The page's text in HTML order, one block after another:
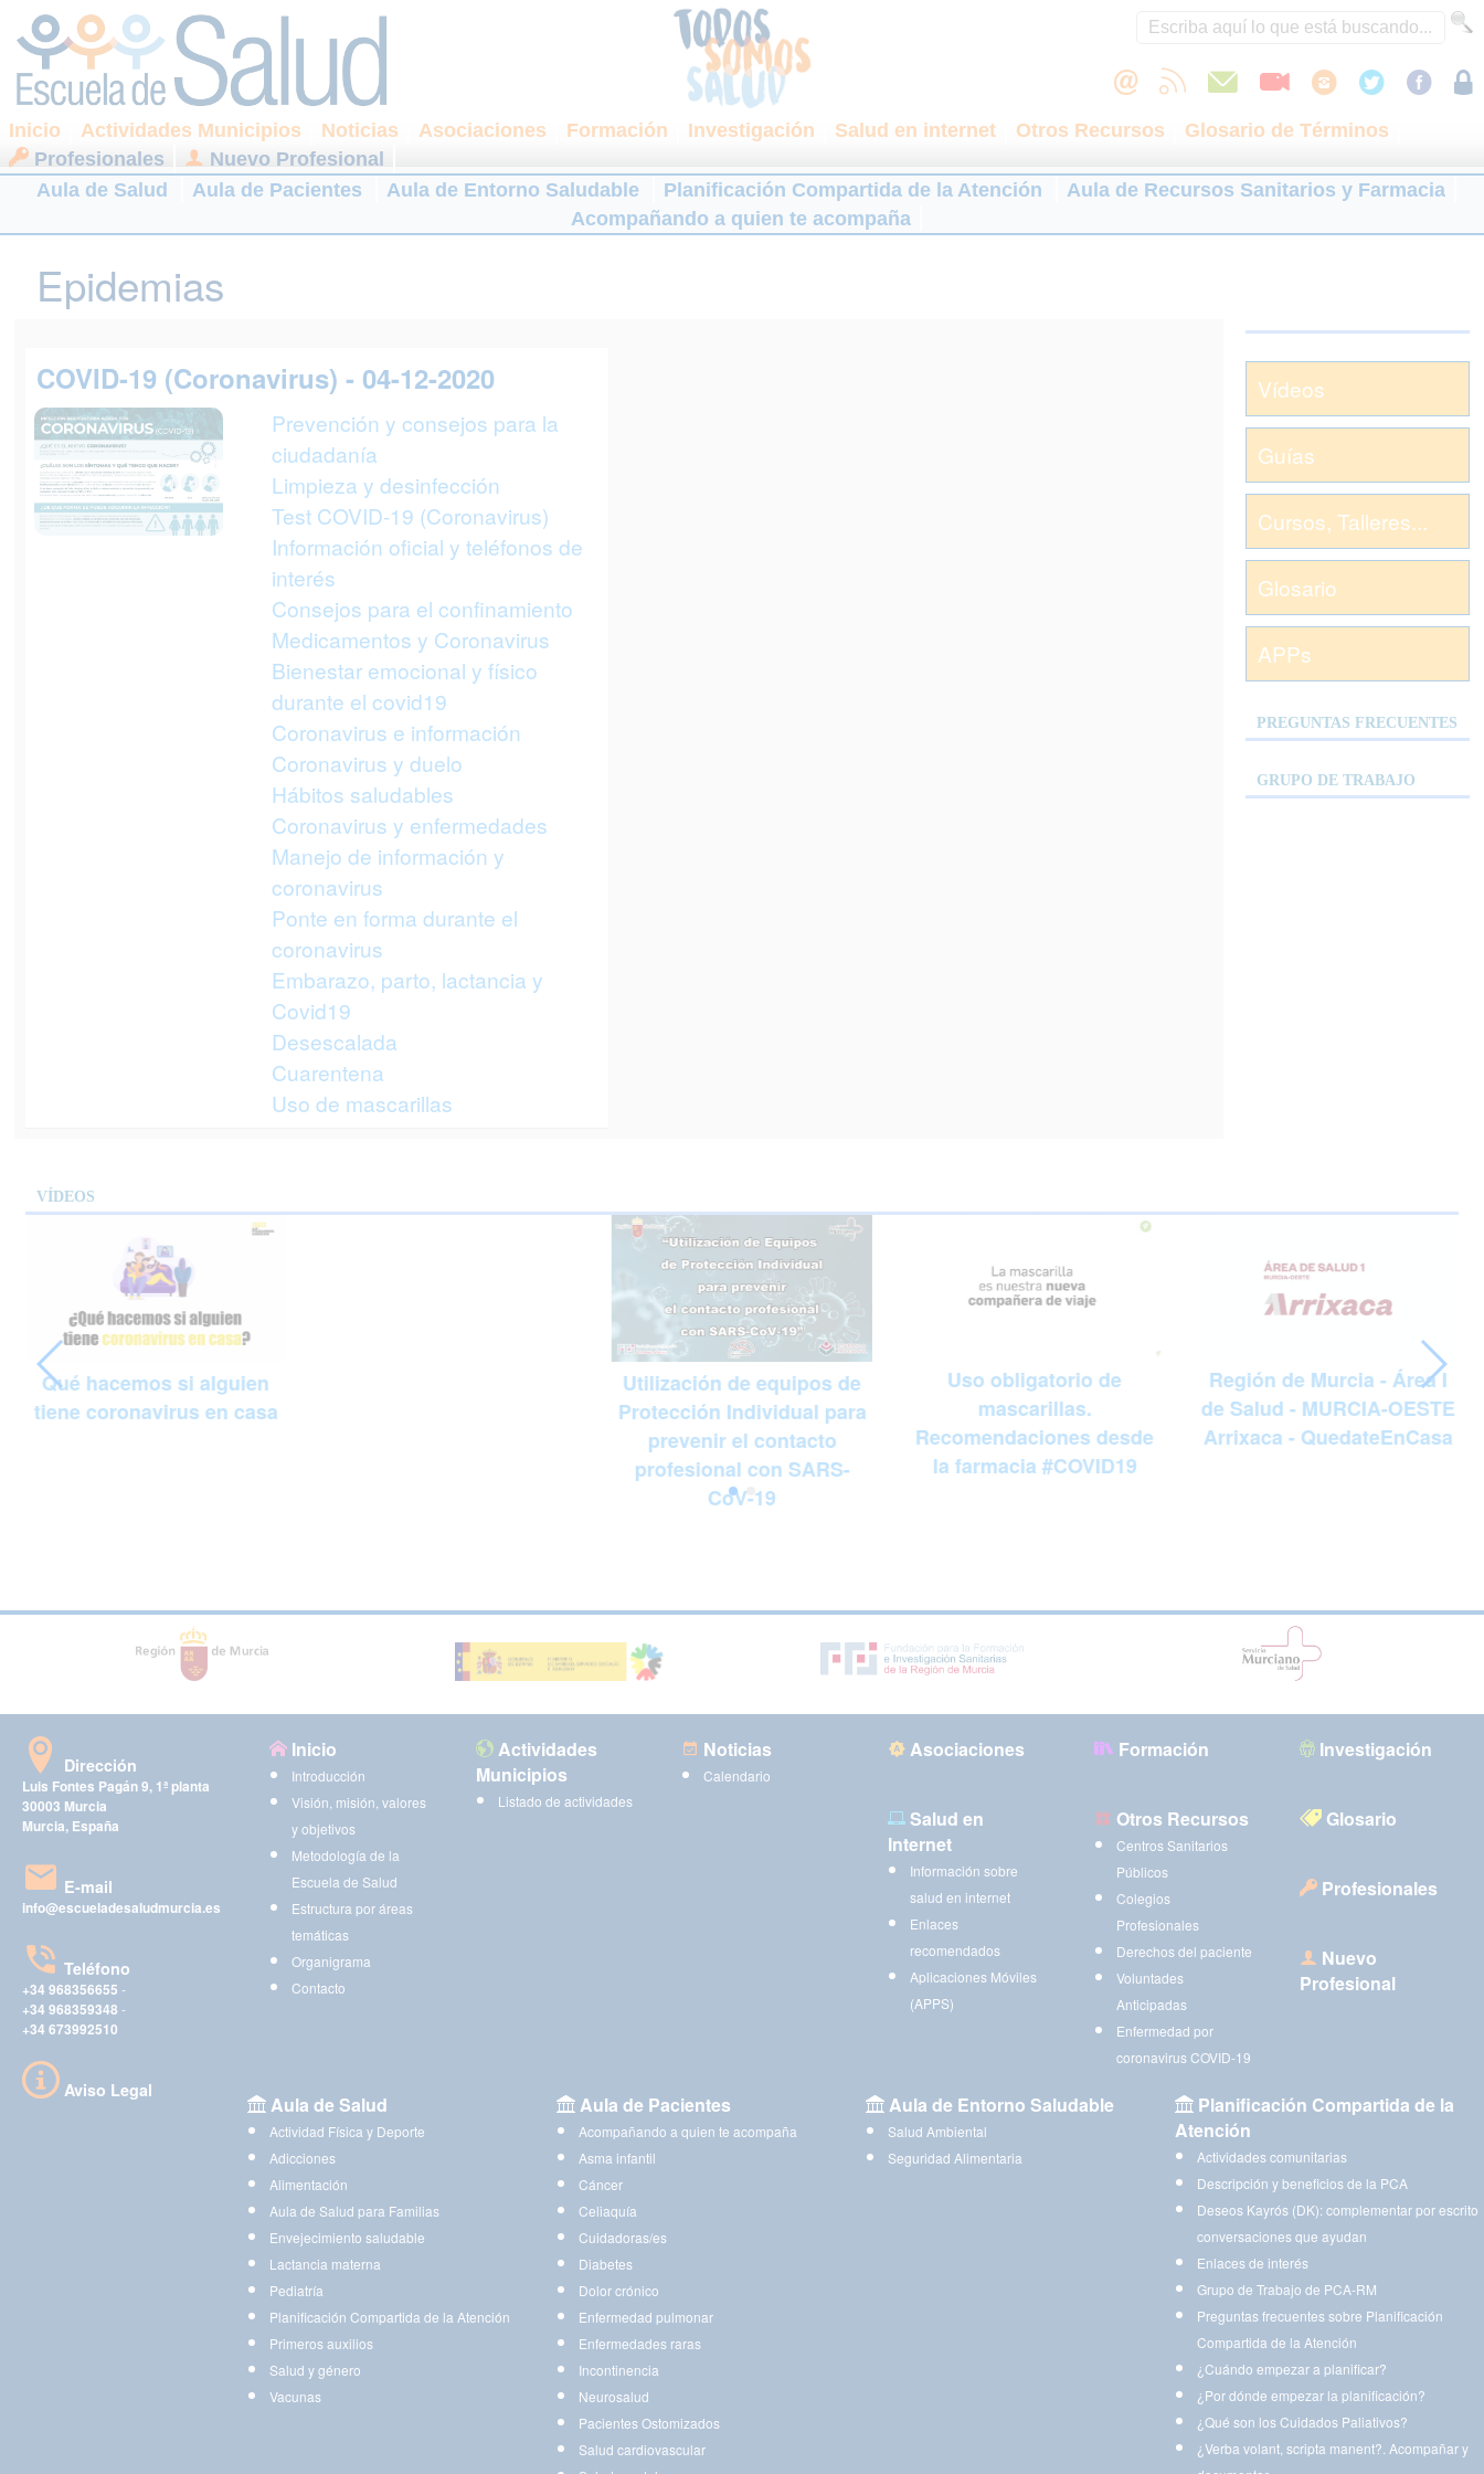
Inicio Actividades Municipios Noticias Asociaciones Formación Investigación Salud en internet Otros Recursos
Glosario de Términos
Profesionales
Nuevo Profesional
Aula de Salud
Aula de Pacientes Aula de Entorno Saludable Planificación Compartida de la Atención
Aula de Recursos Sanitarios y Farmacia
Acompañando a quien te acompaña
Epidemias
COVID-19 (Coronavirus) - 04-12-2020
Prevención y consejos para la
ciudadanía
Limpieza y desinfección
Test COVID-19 (Coronavirus)
Información oficial y teléfonos de
interés
Consejos para el confinamiento
Medicamentos y Coronavirus
Bienestar emocional y físico
durante el covid19
Coronavirus e información
Coronavirus y duelo
Hábitos saludables
Coronavirus y enfermedades
Manejo de información y
coronavirus
Ponte en forma durante el
coronavirus
Embarazo, parto, lactancia y
Covid19
Desescalada
Cuarentena
Uso de mascarillas
Vídeos
Guías
Cursos, Talleres...
Glosario
APPs
PREGUNTAS FRECUENTES
GRUPO DE TRABAJO
VÍDEOS
Qué hacemos si alguien
tiene coronavirus en casa
Utilización de equipos de
Protección Individual para
prevenir el contacto
profesional con SARS-
CoV-19
Uso obligatorio de
mascarillas.
Recomendaciones desde
la farmacia #COVID19
Región de Murcia - Área I
de Salud - MURCIA-OESTE
Arrixaca - QuedateEnCasa
Dirección
Luis Fontes Pagán 9, 1ª planta
30003 Murcia
Murcia, España
E-mail
info@escueladesaludmurcia.es
Teléfono
+34 968356655 -
+34 968359348 -
+34 673992510
Aviso Legal
Inicio
Introducción
Visión, misión, valores
y objetivos
Metodología de la
Escuela de Salud
Estructura por áreas
temáticas
Organigrama
Contacto
Actividades
Municipios
Listado de actividades
Noticias
Calendario
Asociaciones Formación Investigación
Salud en
Internet
Información sobre
salud en internet
Enlaces
recomendados
Aplicaciones Móviles
(APPS)
Otros Recursos
Centros Sanitarios
Públicos
Colegios
Profesionales
Derechos del paciente
Voluntades
Anticipadas
Enfermedad por
coronavirus COVID-19
Glosario
Profesionales
Nuevo
Profesional
Aula de Salud
Actividad Física y Deporte
Adicciones
Alimentación
Aula de Salud para Familias
Envejecimiento saludable
Lactancia materna
Pediatría
Planificación Compartida de la Atención
Primeros auxilios
Salud y género
Vacunas
Aula de Pacientes
Acompañando a quien te acompaña
Asma infantil
Cáncer
Celiaquía
Cuidadoras/es
Diabetes
Dolor crónico
Enfermedad pulmonar
Enfermedades raras
Incontinencia
Neurosalud
Pacientes Ostomizados
Salud cardiovascular
Aula de Entorno Saludable
Salud Ambiental
Seguridad Alimentaria
Planificación Compartida de la
Atención
Actividades comunitarias
Descripción y beneficios de la PCA
Deseos Kayrós (DK): complementar por escrito
conversaciones que ayudan
Enlaces de interés
Grupo de Trabajo de PCA-RM
Preguntas frecuentes sobre Planificación
Compartida de la Atención
¿Cuándo empezar a planificar?
¿Por dónde empezar la planificación?
¿Qué son los Cuidados Paliativos?
¿Verba volant, scripta manent?. Acompañar y